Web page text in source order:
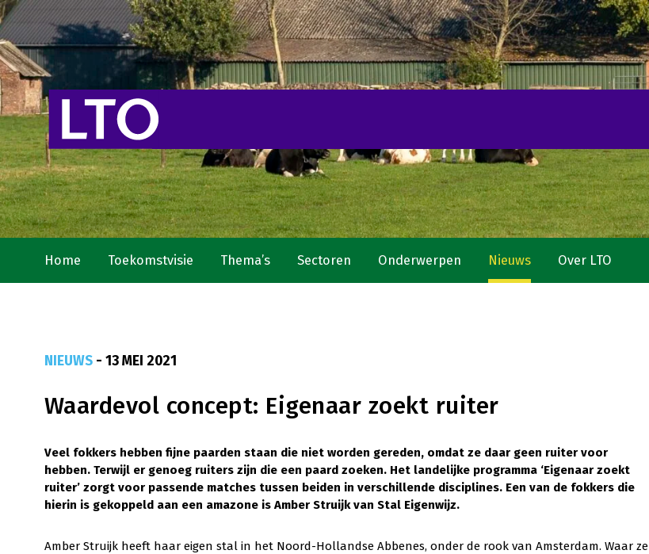
Home Toekomstvisie Thema’s Sectoren Onderwerpen Nieuws Over LTO
NIEUWS- 13 MEI 2021
Waardevol concept: Eigenaar zoekt ruiter
Veel fokkers hebben fijne paarden staan die niet worden gereden, omdat ze daar geen ruiter voor
hebben. Terwijl er genoeg ruiters zijn die een paard zoeken. Het landelijke programma ‘Eigenaar zoekt
ruiter’ zorgt voor passende matches tussen beiden in verschillende disciplines. Een van de fokkers die
hierin is gekoppeld aan een amazone is Amber Struijk van Stal Eigenwijz.
Amber Struijk heeft haar eigen stal in het Noord-Hollandse Abbenes, onder de rook van Amsterdam. Waar ze